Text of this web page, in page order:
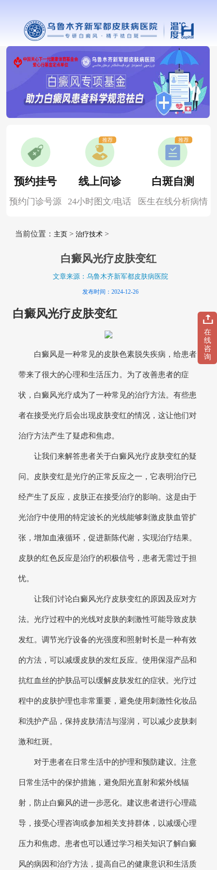
预约挂号
预约门诊号源
线上问诊
24小时图文/电话
推荐
白斑自测
医生在线分析病情
推荐
当前位置： 主页> 治疗技术>
白癜风光疗皮肤变红
文章来源：乌鲁木齐新军都皮肤病医院
发布时间：2024-12-26
白癜风光疗皮肤变红
白癜风是一种常见的皮肤色素脱失疾病，给患者
带来了很大的心理和生活压力。为了改善患者的症
状，白癜风光疗成为了一种常见的治疗方法。有些患
者在接受光疗后会出现皮肤变红的情况，这让他们对
治疗方法产生了疑虑和焦虑。
让我们来解答患者关于白癜风光疗皮肤变红的疑
问。皮肤变红是光疗的正常反应之一，它表明治疗已
经产生了反应，皮肤正在接受治疗的影响。这是由于
光治疗中使用的特定波长的光线能够刺激皮肤血管扩
张，增加血液循环，促进新陈代谢，实现治疗结果。
皮肤的红色反应是治疗的积极信号，患者无需过于担
忧。
让我们讨论白癜风光疗皮肤变红的原因及应对方
法。光疗过程中的光线对皮肤的刺激性可能导致皮肤
发红。调节光疗设备的光强度和照射时长是一种有效
的方法，可以减缓皮肤的发红反应。使用保湿产品和
抗红血丝的护肤品可以缓解皮肤发红的症状。光疗过
程中的皮肤护理也非常重要，避免使用刺激性化妆品
和洗护产品，保持皮肤清洁与湿润，可以减少皮肤刺
激和红斑。
对于患者在日常生活中的护理和预防建议。注意
日常生活中的保护措施，避免阳光直射和紫外线辐
射，防止白癜风的进一步恶化。建议患者进行心理疏
导，接受心理咨询或参加相关支持群体，以减缓心理
压力和焦虑。患者也可以通过学习相关知识了解白癜
风的病因和治疗方法，提高自己的健康意识和生活质
在
线
咨
询